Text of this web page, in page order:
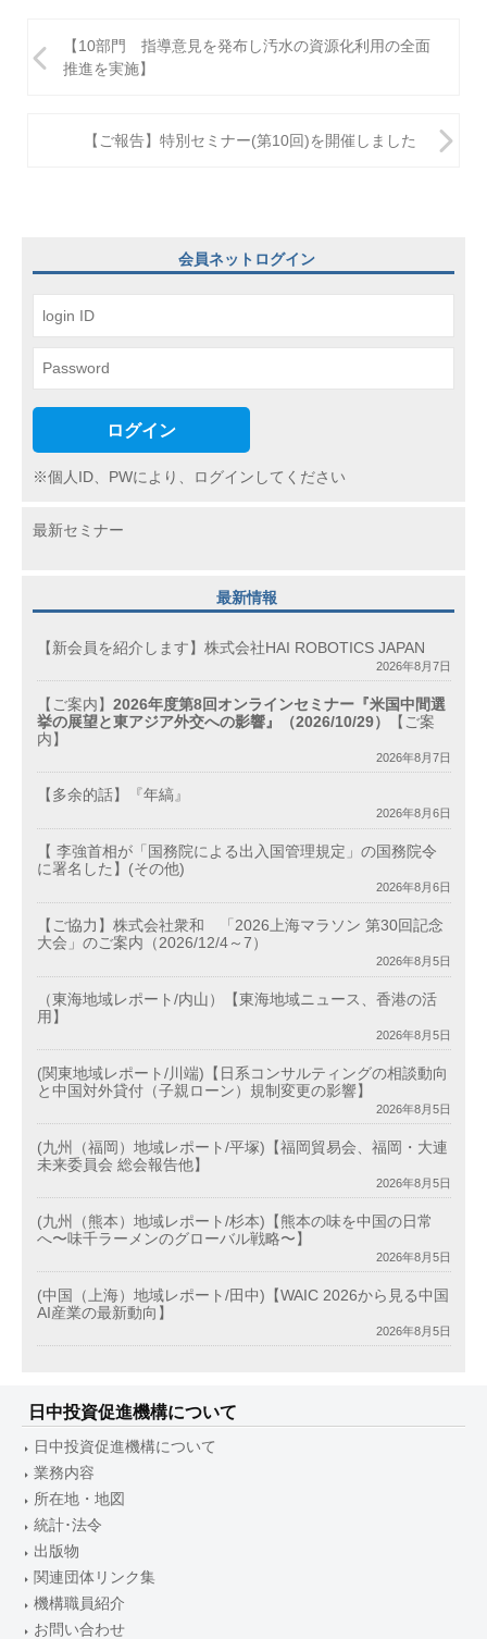
稿
ン
【10部門 指導意見を発布し汚水の資源化利用の全面
推進を実施】
【ご報告】特別セミナー(第10回)を開催しました
会員ネットログイン
ログイン
※個人ID、PWにより、ログインしてください
最新セミナー
最新情報
【新会員を紹介します】株式会社HAI ROBOTICS JAPAN
2026年8月7日
【ご案内】 2026年度第8回オンラインセミナー『米国中間選
挙の展望と東アジア外交への影響』（2026/10/29）
【ご案
内】
2026年8月7日
【多余的話】『年縞』
2026年8月6日
【 李強首相が「国務院による出入国管理規定」の国務院令
に署名した】(その他)
2026年8月6日
【ご協力】株式会社衆和 「2026上海マラソン 第30回記念
大会」のご案内（2026/12/4～7）
2026年8月5日
（東海地域レポート/内山）【東海地域ニュース、香港の活
用】
2026年8月5日
(関東地域レポート/川端)【日系コンサルティングの相談動向
と中国対外貸付（子親ローン）規制変更の影響】
2026年8月5日
(九州（福岡）地域レポート/平塚)【福岡貿易会、福岡・大連
未来委員会 総会報告他】
2026年8月5日
(九州（熊本）地域レポート/杉本)【熊本の味を中国の日常
へ〜味千ラーメンのグローバル戦略〜】
2026年8月5日
(中国（上海）地域レポート/田中)【WAIC 2026から見る中国
AI産業の最新動向】
2026年8月5日
日中投資促進機構について
日中投資促進機構について
業務内容
所在地・地図
統計･法令
出版物
関連団体リンク集
機構職員紹介
お問い合わせ